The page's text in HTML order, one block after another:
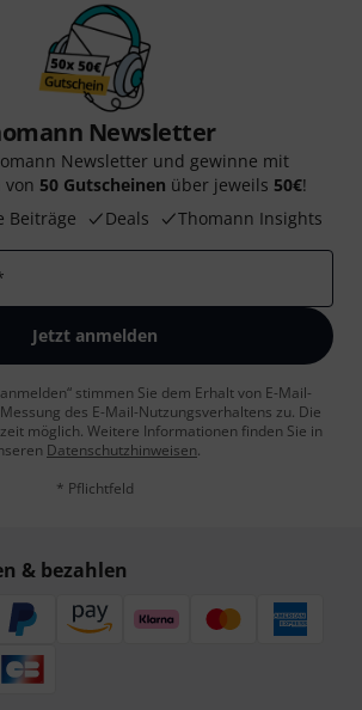
Newsletter
Newsletter und gewinne mit
von 50 Gutscheinen über jeweils 50€!
Beiträge
Deals Thomann Insights
Jetzt anmelden
stimmen Sie dem Erhalt von E-Mail-
des E-Mail-Nutzungsverhaltens zu. Die
möglich. Weitere Informationen finden Sie in
Datenschutzhinweisen.
* Pflichtfeld
& bezahlen